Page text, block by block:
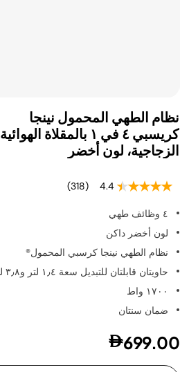
نظام الطهي المحمول نينجا
كريسبي ٤ في ١ بالمقلاة الهوائية
الزجاجية، لون أخضر
4.4
(318)
٤ وظائف طهي
لون أخضر داكن
نظام الطهي نينجا كرسبي المحمول®
حاويتان قابلتان للتبديل سعة ١٫٤ لتر و٣٫٨ لتر
١٧٠٠ واط
ضمان سنتان
699.00